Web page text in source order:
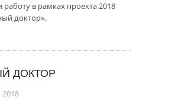
в рамках проекта 2018
доктор».
ДОКТОР
2018